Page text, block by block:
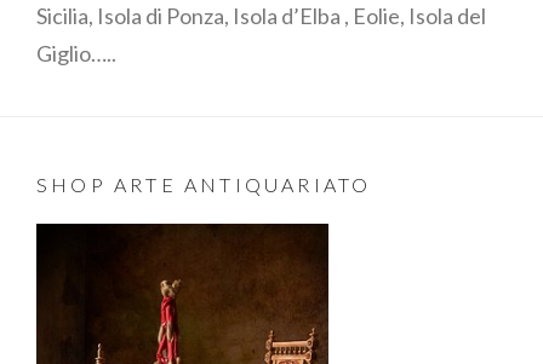
Sicilia, Isola di Ponza, Isola d’Elba , Eolie, Isola del
Giglio…..
SHOP ARTE ANTIQUARIATO